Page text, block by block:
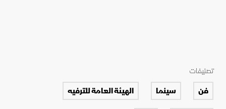
تصنيفات
فن سينما
الهيئة العامة للترفيه